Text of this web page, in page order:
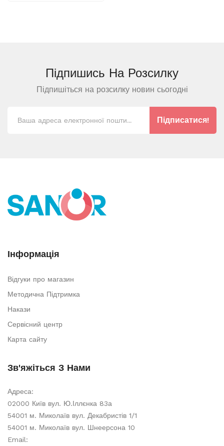
Підпишись На Розсилку
Підпишіться на розсилку новин сьогодні
Підписатися!
Інформація
Відгуки про магазин
Методична Підтримка
Накази
Сервісний центр
Карта сайту
Зв'яжіться З Нами
Адреса:
02000 Київ вул. Ю.Іллєнка 83а
54001 м. Миколаїв вул. Декабристів 1/1
54001 м. Миколаїв вул. Шнеерсона 10
Email: